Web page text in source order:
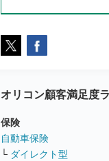
オリコン顧客満足度
保険
自動車保険
└ ダイレクト型